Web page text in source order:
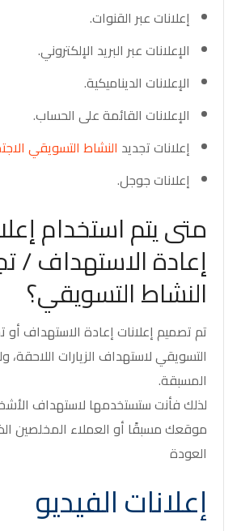
إعلانات عبر القنوات.
الإعلانات عبر البريد الإلكتروني.
الإعلانات الديناميكية.
الإعلانات القائمة على الحساب.
إعلانات تجديد النشاط التسويقي
إعلانات جوجل.
متى يتم استخدام
إعادة الاستهداف /
النشاط التسويقي؟
تم تصميم إعلانات إعادة الاستهداف أو
التسويقي لاستهداف الزيارات اللاحقة،
المسبقة.
لذلك فأنت ستستخدمها لاستهداف
موقعك مسبقًا أو العملاء المخلصين
العودة
إعلانات الفيديو